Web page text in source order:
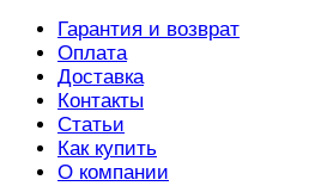
Гарантия и возврат
Оплата
Доставка
Контакты
Статьи
Как купить
О компании